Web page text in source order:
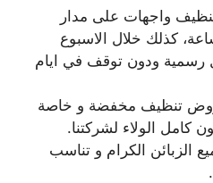
واجهات على مدار
كذلك خلال الاسبوع
ودون توقف في ايام
تنظيف مخفضة و خاصة
كامل الولاء لشركتنا.
الزبائن الكرام و تناسب